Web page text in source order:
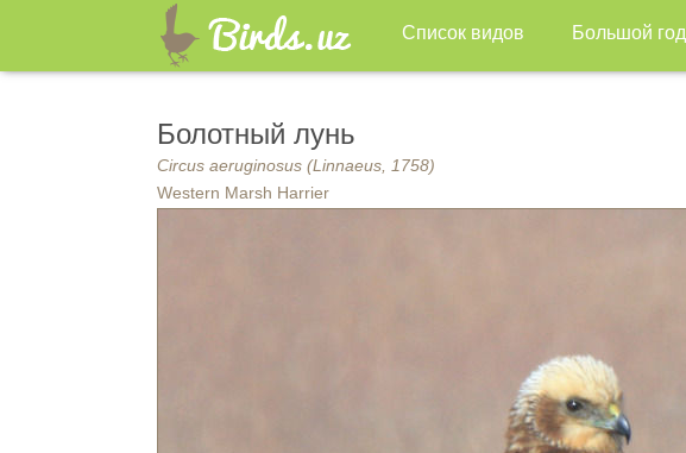
Список видов Большой год
Болотный лунь
Circus aeruginosus (Linnaeus, 1758)
Western Marsh Harrier